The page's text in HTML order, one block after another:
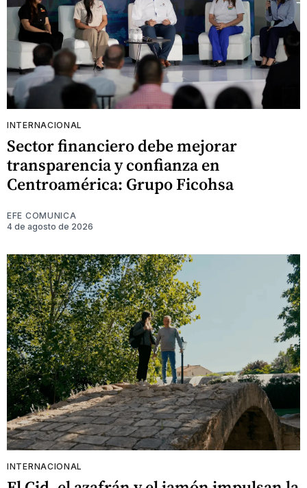
INTERNACIONAL
Sector financiero debe mejorar
transparencia y confianza en
Centroamérica: Grupo Ficohsa
EFE COMUNICA
4 de agosto de 2026
INTERNACIONAL